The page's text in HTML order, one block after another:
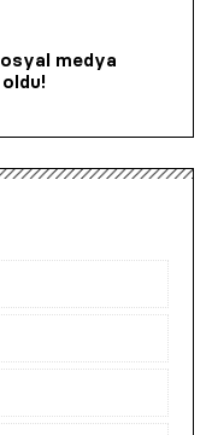
medya